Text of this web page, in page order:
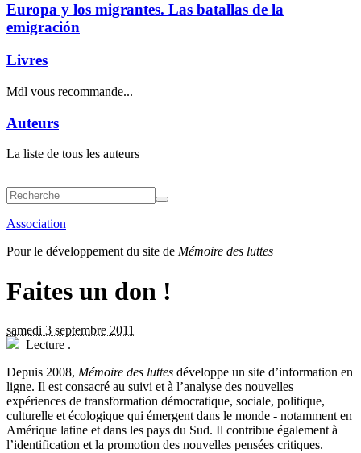
Europa y los migrantes. Las batallas de la
emigración
Livres
Mdl vous recommande...
Auteurs
La liste de tous les auteurs
Association
Pour le développement du site de Mémoire des luttes
Faites un don !
samedi 3 septembre 2011
Lecture .
Depuis 2008, Mémoire des luttes développe un site d’information en
ligne. Il est consacré au suivi et à l’analyse des nouvelles
expériences de transformation démocratique, sociale, politique,
culturelle et écologique qui émergent dans le monde - notamment en
Amérique latine et dans les pays du Sud. Il contribue également à
l’identification et la promotion des nouvelles pensées critiques.